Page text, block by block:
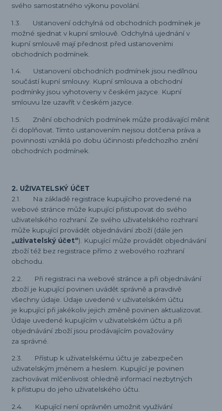
svého samostatného výkonu povolání.
1.3. Ustanovení odchylná od obchodních podmínek je
možné sjednat v kupní smlouvě. Odchylná ujednání v
kupní smlouvě mají přednost před ustanoveními
obchodních podmínek.
1.4. Ustanovení obchodních podmínek jsou nedílnou
součástí kupní smlouvy. Kupní smlouva a obchodní
podmínky jsou vyhotoveny v českém jazyce. Kupní
smlouvu lze uzavřít v českém jazyce.
1.5. Znění obchodních podmínek může prodávající měnit
či doplňovat. Tímto ustanovením nejsou dotčena práva a
povinnosti vzniklá po dobu účinnosti předchozího znění
obchodních podmínek.
2. UŽIVATELSKÝ ÚČET
2.1. Na základě registrace kupujícího provedené na
webové stránce může kupující přistupovat do svého
uživatelského rozhraní. Ze svého uživatelského rozhraní
může kupující provádět objednávání zboží (dále jen
„uživatelský účet“). Kupující může provádět objednávání
zboží též bez registrace přímo z webového rozhraní
obchodu.
2.2. Při registraci na webové stránce a při objednávání
zboží je kupující povinen uvádět správně a pravdivě
všechny údaje. Údaje uvedené v uživatelském účtu
je kupující při jakékoliv jejich změně povinen aktualizovat.
Údaje uvedené kupujícím v uživatelském účtu a při
objednávání zboží jsou prodávajícím považovány
za správné.
2.3. Přístup k uživatelskému účtu je zabezpečen
uživatelským jménem a heslem. Kupující je povinen
zachovávat mlčenlivost ohledně informací nezbytných
k přístupu do jeho uživatelského účtu.
2.4. Kupující není oprávněn umožnit využívání